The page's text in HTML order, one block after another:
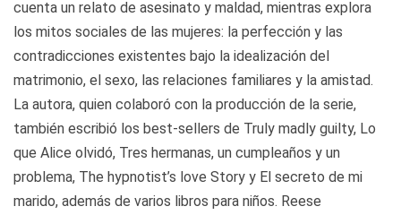
cuenta un relato de asesinato y maldad, mientras explora
los mitos sociales de las mujeres: la perfección y las
contradicciones existentes bajo la idealización del
matrimonio, el sexo, las relaciones familiares y la amistad.
La autora, quien colaboró con la producción de la serie,
también escribió los best-sellers de Truly madly guilty, Lo
que Alice olvidó, Tres hermanas, un cumpleaños y un
problema, The hypnotist’s love Story y El secreto de mi
marido, además de varios libros para niños. Reese